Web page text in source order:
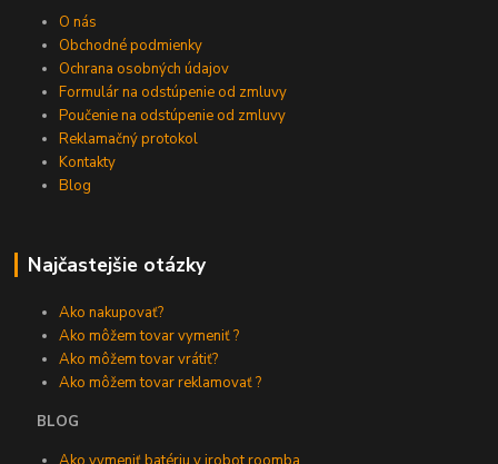
O nás
Obchodné podmienky
Ochrana osobných údajov
Formulár na odstúpenie od zmluvy
Poučenie na odstúpenie od zmluvy
Reklamačný protokol
Kontakty
Blog
Najčastejšie otázky
Ako nakupovať?
Ako môžem tovar vymeniť ?
Ako môžem tovar vrátiť?
Ako môžem tovar reklamovať ?
BLOG